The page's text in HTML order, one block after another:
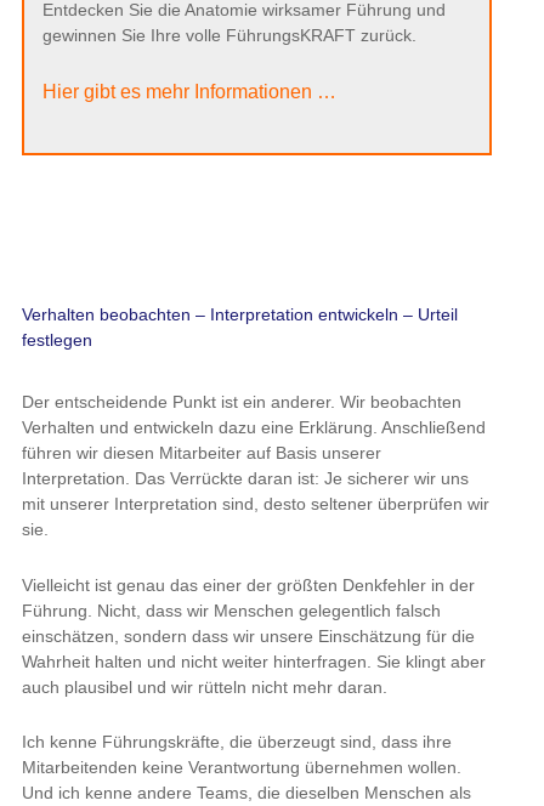
Entdecken Sie die Anatomie wirksamer Führung und
gewinnen Sie Ihre volle FührungsKRAFT zurück.
Hier gibt es mehr Informationen …
Verhalten beobachten – Interpretation entwickeln – Urteil
festlegen
Der entscheidende Punkt ist ein anderer. Wir beobachten
Verhalten und entwickeln dazu eine Erklärung. Anschließend
führen wir diesen Mitarbeiter auf Basis unserer
Interpretation. Das Verrückte daran ist: Je sicherer wir uns
mit unserer Interpretation sind, desto seltener überprüfen wir
sie.
Vielleicht ist genau das einer der größten Denkfehler in der
Führung. Nicht, dass wir Menschen gelegentlich falsch
einschätzen, sondern dass wir unsere Einschätzung für die
Wahrheit halten und nicht weiter hinterfragen. Sie klingt aber
auch plausibel und wir rütteln nicht mehr daran.
Ich kenne Führungskräfte, die überzeugt sind, dass ihre
Mitarbeitenden keine Verantwortung übernehmen wollen.
Und ich kenne andere Teams, die dieselben Menschen als